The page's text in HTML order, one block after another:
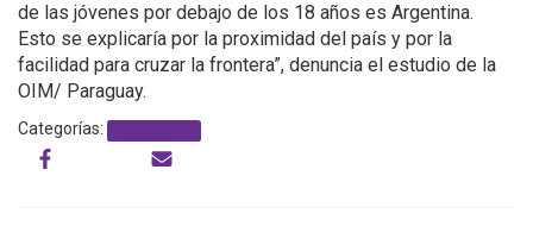
de las jóvenes por debajo de los 18 años es Argentina.
Esto se explicaría por la proximidad del país y por la
facilidad para cruzar la frontera”, denuncia el estudio de la
OIM/ Paraguay.
Categorías: